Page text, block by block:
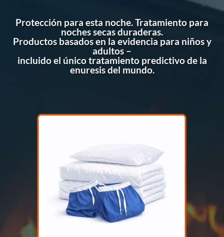
Protección para esta noche. Tratamiento para
noches secas duraderas.
Productos basados en la evidencia para niños y
adultos –
incluido el único tratamiento predictivo de la
enuresis del mundo.